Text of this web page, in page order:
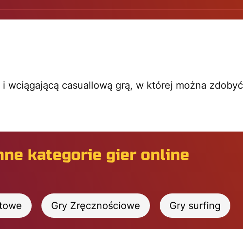
wciągającą casuallową grą, w której można zdobyć
kategorie gier online
Gry Zręcznościowe Gry surfing